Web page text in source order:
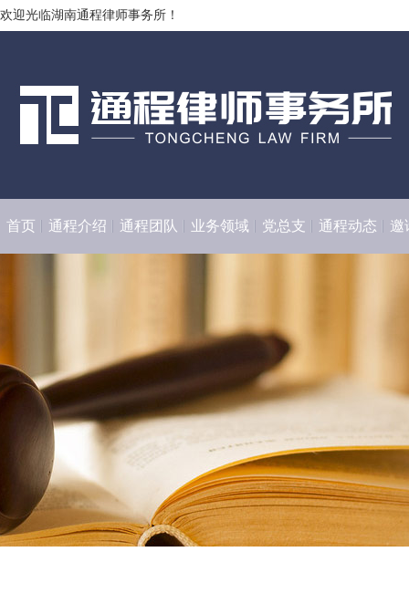
欢迎光临湖南通程律师事务所！
首页 通程介绍 通程团队 业务领域 党总支 通程动态 邀